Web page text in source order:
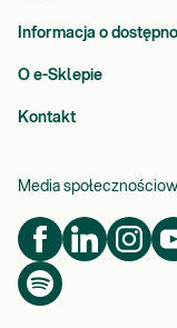
Informacja o
O e-Sklepie
Kontakt
Media